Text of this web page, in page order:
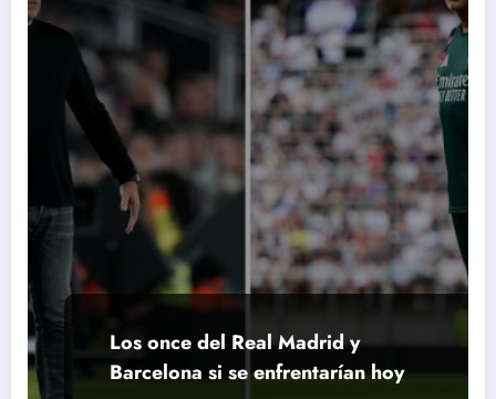
Los once del Real Madrid y
Barcelona si se enfrentarían hoy